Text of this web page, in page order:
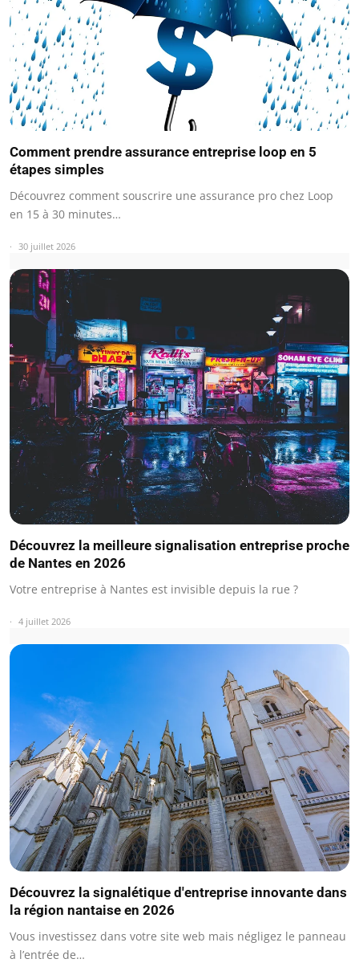
Comment prendre assurance entreprise loop en 5
étapes simples
Découvrez comment souscrire une assurance pro chez Loop
en 15 à 30 minutes…
30 juillet 2026
Découvrez la meilleure signalisation entreprise proche
de Nantes en 2026
Votre entreprise à Nantes est invisible depuis la rue ?
4 juillet 2026
Découvrez la signalétique d'entreprise innovante dans
la région nantaise en 2026
Vous investissez dans votre site web mais négligez le panneau
à l’entrée de…